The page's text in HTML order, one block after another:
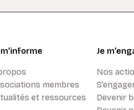
membres
et ressources
Je
Nos
Devenir